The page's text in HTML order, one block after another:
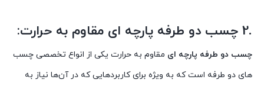
.2 چسب دو طرفه پارچه ای مقاوم به حرارت:
چسب دو طرفه پارچه ای مقاوم به حرارت یکی از انواع تخصصی چسب
های دو طرفه است که به ویژه برای کاربردهایی که در آن‌ها نیاز به